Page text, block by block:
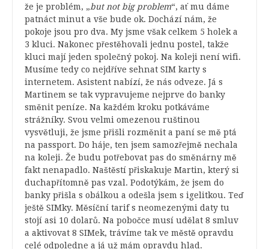
že je problém, „but not big problem“, ať mu dáme
patnáct minut a vše bude ok. Dochází nám, že
pokoje jsou pro dva. My jsme však celkem 5 holek a
3 kluci. Nakonec přestěhovali jednu postel, takže
kluci mají jeden společný pokoj. Na koleji není wifi.
Musíme tedy co nejdříve sehnat SIM karty s
internetem. Asistent nabízí, že nás odveze. Já s
Martinem se tak vypravujeme nejprve do banky
směnit peníze. Na každém kroku potkáváme
strážníky. Svou velmi omezenou ruštinou
vysvětluji, že jsme přišli rozměnit a paní se mě ptá
na passport. Do háje, ten jsem samozřejmě nechala
na koleji. Že budu potřebovat pas do směnárny mě
fakt nenapadlo. Naštěstí přiskakuje Martin, který si
duchapřítomně pas vzal. Podotýkám, že jsem do
banky přišla s obálkou a odešla jsem s igelitkou. Teď
ještě SIMky. Měsíční tarif s neomezenými daty tu
stojí asi 10 dolarů. Na pobočce musí udělat 8 smluv
a aktivovat 8 SIMek, trávíme tak ve městě opravdu
celé odpoledne a já už mám opravdu hlad.